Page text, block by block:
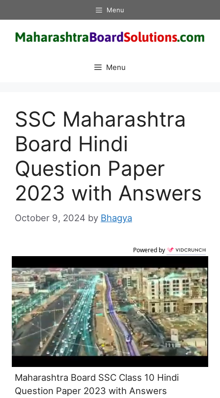
to
content
Menu
Menu
SSC Maharashtra
Board Hindi
Question Paper
2023 with Answers
October 9, 2024 by Bhagya
Powered by
Maharashtra Board SSC Class 10 Hindi
Question Paper 2023 with Answers